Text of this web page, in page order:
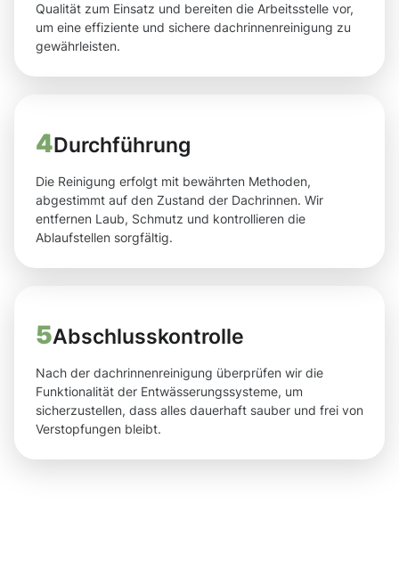
Qualität zum Einsatz und bereiten die Arbeitsstelle vor,
um eine effiziente und sichere dachrinnenreinigung zu
gewährleisten.
4Durchführung
Die Reinigung erfolgt mit bewährten Methoden,
abgestimmt auf den Zustand der Dachrinnen. Wir
entfernen Laub, Schmutz und kontrollieren die
Ablaufstellen sorgfältig.
5Abschlusskontrolle
Nach der dachrinnenreinigung überprüfen wir die
Funktionalität der Entwässerungssysteme, um
sicherzustellen, dass alles dauerhaft sauber und frei von
Verstopfungen bleibt.